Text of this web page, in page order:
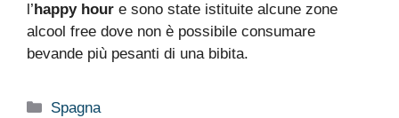
l’ happy hour e sono state istituite alcune zone
alcool free dove non è possibile consumare
bevande più pesanti di una bibita.
Categorie
Spagna